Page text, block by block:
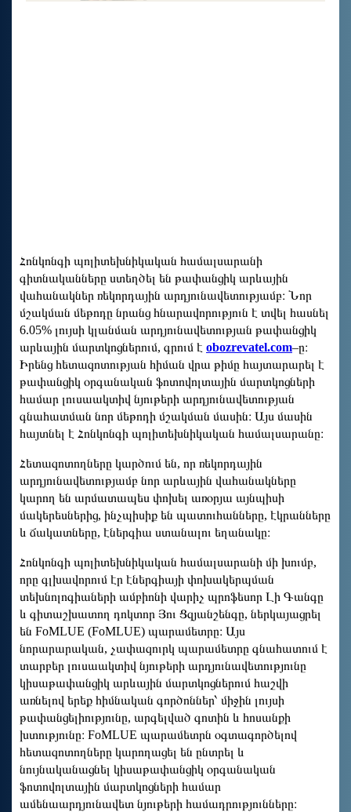
Հոնկոնգի պոլիտեխնիկական համալսարանի
գիտնականները ստեղծել են թափանցիկ արևային
վահանակներ ռեկորդային արդյունավետությամբ։ Նոր
մշակման մեթոդը նրանց հնարավորություն է տվել հասնել
6.05% լույսի կլանման արդյունավետության թափանցիկ
արևային մարտկոցներում, գրում է obozrevatel.com–ը։
Իրենց հետազոտության հիման վրա թիմը հայտարարել է
թափանցիկ օրգանական ֆոտովոլտային մարտկոցների
համար լուսաակտիվ նյութերի արդյունավետության
գնահատման նոր մեթոդի մշակման մասին։ Այս մասին
հայտնել է Հոնկոնգի պոլիտեխնիկական համալսարանը։
Հետազոտողները կարծում են, որ ռեկորդային
արդյունավետությամբ նոր արևային վահանակները
կարող են արմատապես փոխել առօրյա այնպիսի
մակերեսներից, ինչպիսիք են պատուհանները, էկրանները
և ճակատները, էներգիա ստանալու եղանակը։
Հոնկոնգի պոլիտեխնիկական համալսարանի մի խումբ,
որը գլխավորում էր էներգիայի փոխակերպման
տեխնոլոգիաների ամբիոնի վարիչ պրոֆեսոր Լի Գանգը
և գիտաշխատող դոկտոր Յու Ցզյանշենգը, ներկայացրել
են FoMLUE (FoMLUE) պարամետրը։ Այս
նորարարական, չափազուրկ պարամետրը գնահատում է
տարբեր լուսաակտիվ նյութերի արդյունավետությունը
կիսաթափանցիկ արևային մարտկոցներում հաշվի
առնելով երեք հիմնական գործոններ՝ միջին լույսի
թափանցելիությունը, արգելված գոտին և հոսանքի
խտությունը։ FoMLUE պարամետրն օգտագործելով
հետազոտողները կարողացել են ընտրել և
նույնականացնել կիսաթափանցիկ օրգանական
ֆոտովոլտային մարտկոցների համար
ամենաարդյունավետ նյութերի համադրությունները։